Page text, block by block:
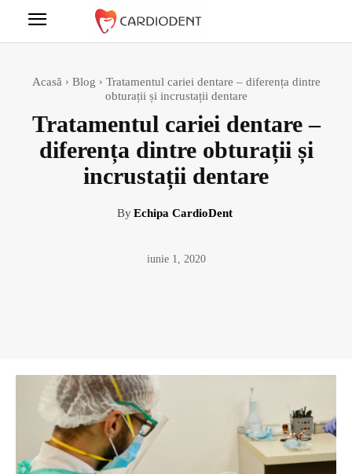
Acasă Blog
Tratamentul cariei dentare – diferența dintre
obturații și incrustații dentare
Tratamentul cariei dentare –
diferența dintre obturații și
incrustații dentare
ByEchipa CardioDent
iunie 1, 2020